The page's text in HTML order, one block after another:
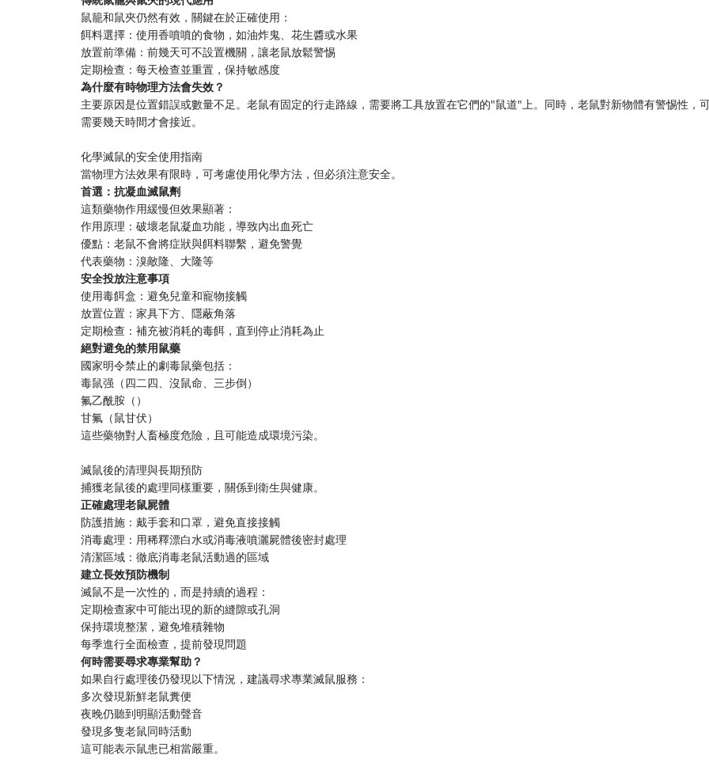
鼠籠和鼠夾仍然有效，關鍵在於正確使用：
餌料選擇：使用香噴噴的食物，如油炸鬼、花生醬或水果
放置前準備：前幾天可不設置機關，讓老鼠放鬆警惕
定期檢查：每天檢查並重置，保持敏感度
​為什麼有時物理方法會失效？​
主要原因是位置錯誤或數量不足。老鼠有固定的行走路線，需要將工具放置在它們的"鼠道"上。同時，老鼠對新物體有警惕性，
需要幾天時間才會接近。
化學滅鼠的安全使用指南
當物理方法效果有限時，可考慮使用化學方法，但必須注意安全。
​首選：抗凝血滅鼠劑​
這類藥物作用緩慢但效果顯著：
作用原理：破壞老鼠凝血功能，導致內出血死亡
優點：老鼠不會將症狀與餌料聯繫，避免警覺
代表藥物：溴敵隆、大隆等
​安全投放注意事項​
使用毒餌盒：避免兒童和寵物接觸
放置位置：家具下方、隱蔽角落
定期檢查：補充被消耗的毒餌，直到停止消耗為止
​絕對避免的禁用鼠藥​
國家明令禁止的劇毒鼠藥包括：
毒鼠强（四二四、沒鼠命、三步倒）
氟乙酰胺（）
甘氟（鼠甘伏）
這些藥物對人畜極度危險，且可能造成環境污染。
滅鼠後的清理與長期預防
捕獲老鼠後的處理同樣重要，關係到衛生與健康。
​正確處理老鼠屍體​
防護措施：戴手套和口罩，避免直接接觸
消毒處理：用稀釋漂白水或消毒液噴灑屍體後密封處理
清潔區域：徹底消毒老鼠活動過的區域
​建立長效預防機制​
滅鼠不是一次性的，而是持續的過程：
定期檢查家中可能出現的新的縫隙或孔洞
保持環境整潔，避免堆積雜物
每季進行全面檢查，提前發現問題
​何時需要尋求專業幫助？​
如果自行處理後仍發現以下情況，建議尋求專業滅鼠服務：
多次發現新鮮老鼠糞便
夜晚仍聽到明顯活動聲音
發現多隻老鼠同時活動
這可能表示鼠患已相當嚴重。